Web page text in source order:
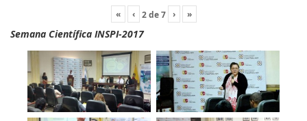
« ‹ 2de7 › »
Semana Científica INSPI-2017